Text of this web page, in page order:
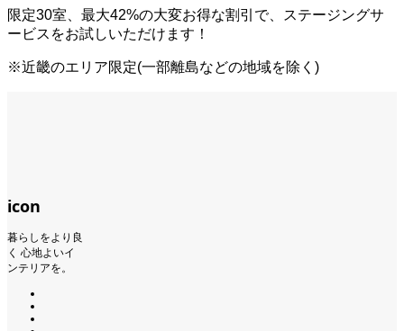
限定30室、最大42%の大変お得な割引で、ステージングサ
ービスをお試しいただけます！
※近畿のエリア限定(一部離島などの地域を除く)
icon
暮らしをより良
く 心地よいイ
ンテリアを。